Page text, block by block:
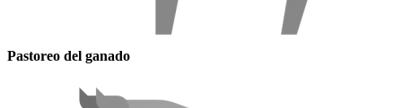
Pastoreo del ganado